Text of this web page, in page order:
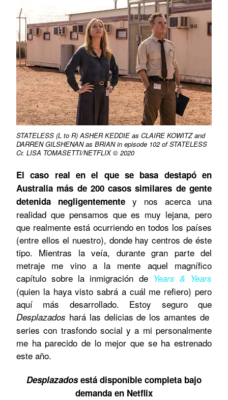
STATELESS (L to R) ASHER KEDDIE as CLAIRE KOWITZ and
DARREN GILSHENAN as BRIAN in episode 102 of STATELESS
Cr. LISA TOMASETTI/NETFLIX © 2020
El caso real en el que se basa destapó en
Australia más de 200 casos similares de gente
detenida negligentemente y nos acerca una
realidad que pensamos que es muy lejana, pero
que realmente está ocurriendo en todos los países
(entre ellos el nuestro), donde hay centros de éste
tipo. Mientras la veía, durante gran parte del
metraje me vino a la mente aquel magnífico
capítulo sobre la inmigración de Years & Years
(quien la haya visto sabrá a cuál me refiero) pero
aquí más desarrollado. Estoy seguro que
Desplazados hará las delicias de los amantes de
series con trasfondo social y a mi personalmente
me ha parecido de lo mejor que se ha estrenado
este año.
Desplazadosestá disponible completa bajo
demanda en Netflix